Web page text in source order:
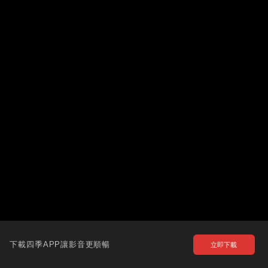
下載四季APP讓影音更順暢 立即下載